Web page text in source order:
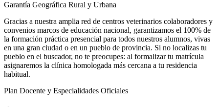
Garantía Geográfica Rural y Urbana
Gracias a nuestra amplia red de centros veterinarios colaboradores y
convenios marcos de educación nacional, garantizamos el 100% de
la formación práctica presencial para todos nuestros alumnos, vivas
en una gran ciudad o en un pueblo de provincia. Si no localizas tu
pueblo en el buscador, no te preocupes: al formalizar tu matrícula
asignaremos la clínica homologada más cercana a tu residencia
habitual.
Plan Docente y Especialidades Oficiales